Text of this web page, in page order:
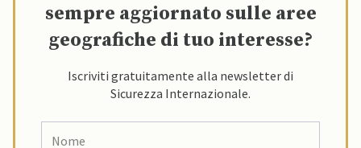
sempre aggiornato sulle aree
geografiche di tuo interesse?
Iscriviti gratuitamente alla newsletter di
Sicurezza Internazionale.